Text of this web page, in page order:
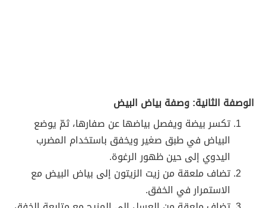
الوصفة الثانية: وصفة بياض البيض
تكسر بيضة ويفصل بياضها عن صفارها، ثمّ يوضع
البياض في طبق صغير ويخفق باستخدام المضرب
اليدوي إلى حين ظهور الرغوة.
تضاف ملعقة من زيت الزيتون إلى بياض البيض مع
الاستمرار في الخفق.